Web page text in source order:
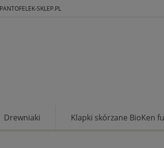
Drewniaki Klapki skórzane BioKen
SKLEP.PL